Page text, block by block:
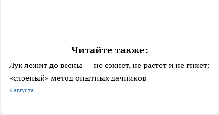
Читайте также:
Лук лежит до весны — не сохнет, не растет и не гниет:
«слоеный» метод опытных дачников
6 августа